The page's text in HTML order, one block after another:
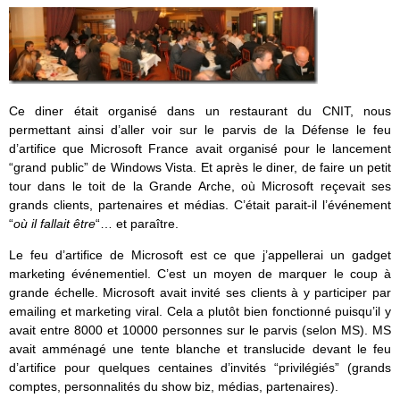
Ce diner était organisé dans un restaurant du CNIT, nous
permettant ainsi d’aller voir sur le parvis de la Défense le feu
d’artifice que Microsoft France avait organisé pour le lancement
“grand public” de Windows Vista. Et après le diner, de faire un petit
tour dans le toit de la Grande Arche, où Microsoft reçevait ses
grands clients, partenaires et médias. C’était parait-il l’événement
“où il fallait être“… et paraître.
Le feu d’artifice de Microsoft est ce que j’appellerai un gadget
marketing événementiel. C’est un moyen de marquer le coup à
grande échelle. Microsoft avait invité ses clients à y participer par
emailing et marketing viral. Cela a plutôt bien fonctionné puisqu’il y
avait entre 8000 et 10000 personnes sur le parvis (selon MS). MS
avait amménagé une tente blanche et translucide devant le feu
d’artifice pour quelques centaines d’invités “privilégiés” (grands
comptes, personnalités du show biz, médias, partenaires).